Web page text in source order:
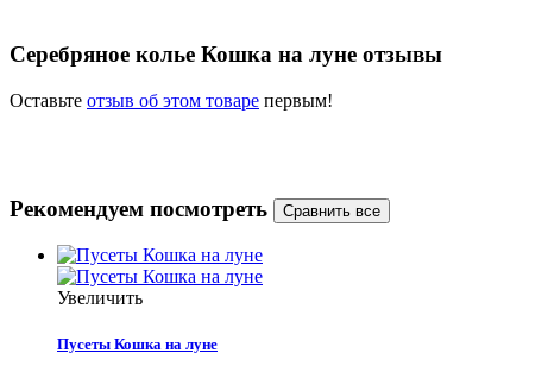
Серебряное колье Кошка на луне отзывы
Оставьте отзыв об этом товаре первым!
Рекомендуем посмотреть
Увеличить
Пусеты Кошка на луне